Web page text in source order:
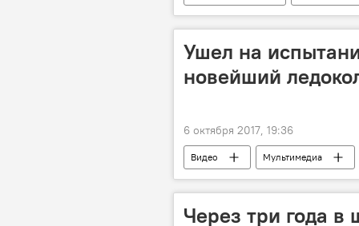
Сванте Август Аррениус
Ушел на
новейший
6 октября 2017, 19:36
Видео Мультимедиа
Через три года в